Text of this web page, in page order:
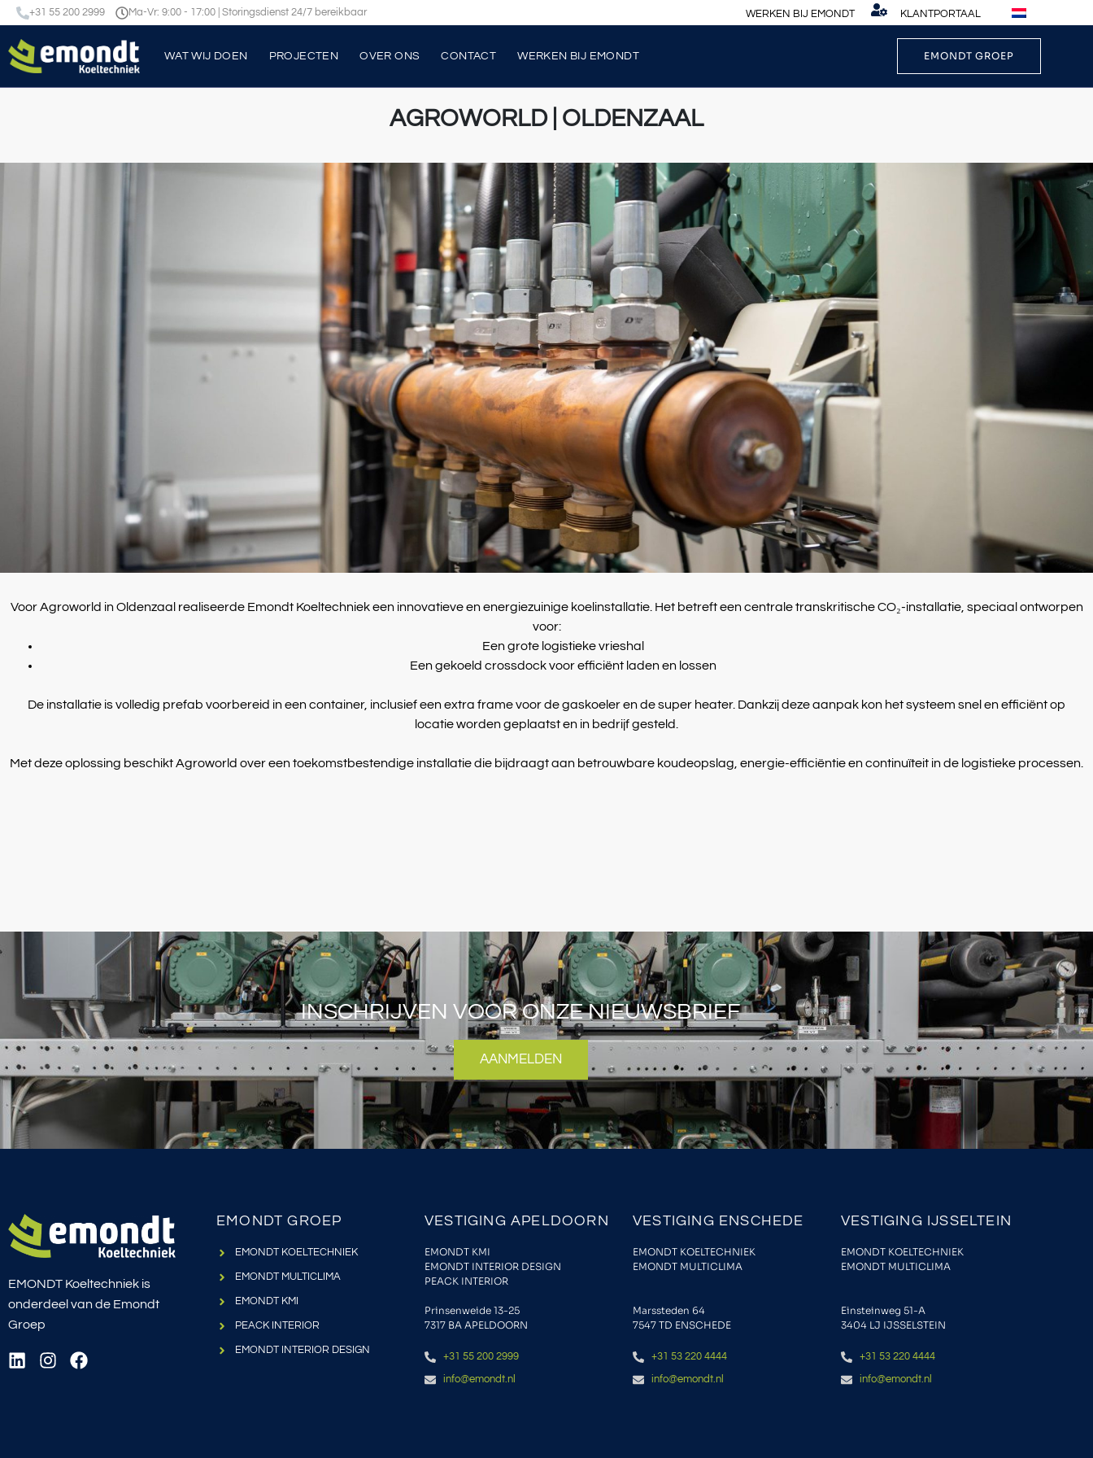
+31 55 200 2999 Ma-Vr: 9:00 - 17:00 | Storingsdienst 24/7 bereikbaar WERKEN BIJ EMONDT KLANTPORTAAL
WAT WIJ DOEN PROJECTEN OVER ONS CONTACT WERKEN BIJ EMONDT EMONDT GROEP
AGROWORLD | OLDENZAAL
Voor Agroworld in Oldenzaal realiseerde Emondt Koeltechniek een innovatieve en energiezuinige koelinstallatie. Het betreft een centrale transkritische CO₂-installatie, speciaal ontworpen
voor:
Een grote logistieke vrieshal
Een gekoeld crossdock voor efficiënt laden en lossen
De installatie is volledig prefab voorbereid in een container, inclusief een extra frame voor de gaskoeler en de super heater. Dankzij deze aanpak kon het systeem snel en efficiënt op
locatie worden geplaatst en in bedrijf gesteld.
Met deze oplossing beschikt Agroworld over een toekomstbestendige installatie die bijdraagt aan betrouwbare koudeopslag, energie-efficiëntie en continuïteit in de logistieke processen.
INSCHRIJVEN VOOR ONZE NIEUWSBRIEF
AANMELDEN
EMONDT Koeltechniek is
onderdeel van de Emondt
Groep
EMONDT GROEP
EMONDT KOELTECHNIEK
EMONDT MULTICLIMA
EMONDT KMI
PEACK INTERIOR
EMONDT INTERIOR DESIGN
VESTIGING APELDOORN
EMONDT KMI
EMONDT INTERIOR DESIGN
PEACK INTERIOR
Prinsenweide 13-25
7317 BA APELDOORN
+31 55 200 2999
info@emondt.nl
VESTIGING ENSCHEDE
EMONDT KOELTECHNIEK
EMONDT MULTICLIMA
Marssteden 64
7547 TD ENSCHEDE
+31 53 220 4444
info@emondt.nl
VESTIGING IJSSELTEIN
EMONDT KOELTECHNIEK
EMONDT MULTICLIMA
Einsteinweg 51-A
3404 LJ IJSSELSTEIN
+31 53 220 4444
info@emondt.nl